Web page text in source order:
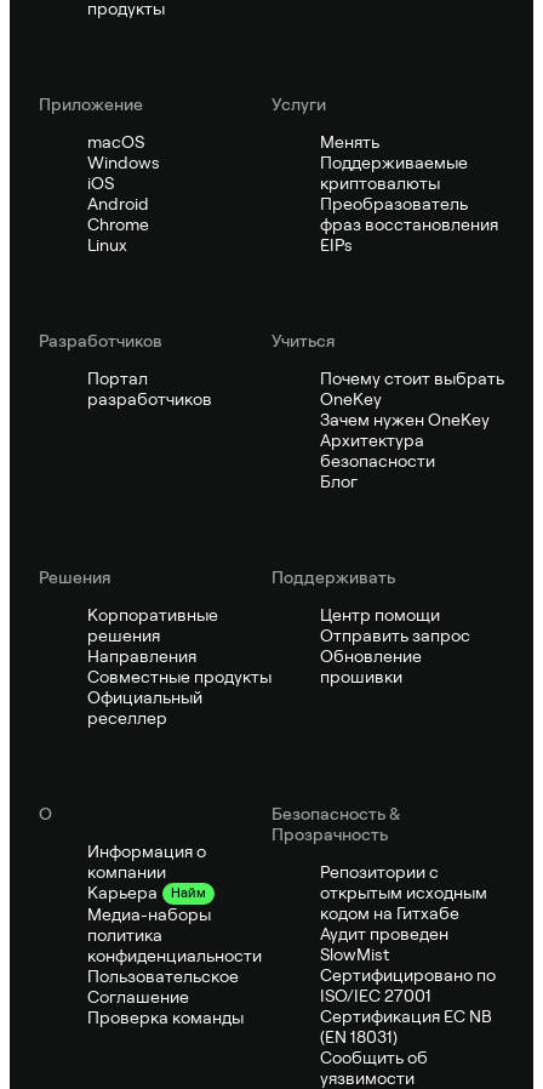
продукты
Приложение
macOS
Windows
iOS
Android
Chrome
Linux
Услуги
Менять
Поддерживаемые
криптовалюты
Преобразователь
фраз восстановления
EIPs
Pазработчиков
Портал
разработчиков
Учиться
Почему стоит выбрать
OneKey
Зачем нужен OneKey
Архитектура
безопасности
Блог
Решения
Корпоративные
решения
Направления
Совместные продукты
Официальный
реселлер
Поддерживать
Центр помощи
Отправить запрос
Обновление
прошивки
О
Информация о
компании
Карьера
Найм
Медиа-наборы
политика
конфиденциальности
Пользовательское
Соглашение
Проверка команды
Безопасность &
Прозрачность
Репозитории с
открытым исходным
кодом на Гитхабе
Аудит проведен
SlowMist
Сертифицировано по
ISO/IEC 27001
Сертификация ЕС NB
(EN 18031)
Сообщить об
уязвимости